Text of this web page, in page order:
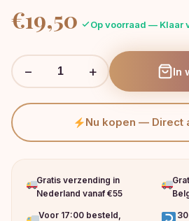
€19,50 Op voorraad — Klaar
− + In
Nu kopen — Direct
Gratis verzending in
Nederland vanaf €55
Voor 17:00 besteld,